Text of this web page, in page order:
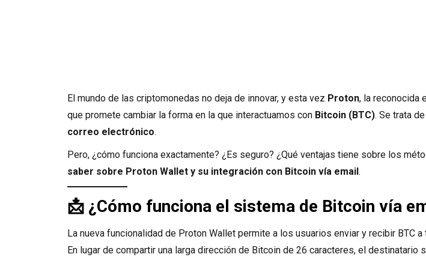
El mundo de las criptomonedas no deja de innovar, y esta vez Proton, la reconocida
que promete cambiar la forma en la que interactuamos con Bitcoin (BTC). Se trata
correo electrónico.
Pero, ¿cómo funciona exactamente? ¿Es seguro? ¿Qué ventajas tiene sobre los
saber sobre Proton Wallet y su integración con Bitcoin vía email.
📩 ¿Cómo funciona el sistema de Bitcoin vía
La nueva funcionalidad de Proton Wallet permite a los usuarios enviar y recibir BTC a
En lugar de compartir una larga dirección de Bitcoin de 26 caracteres, el destinatario